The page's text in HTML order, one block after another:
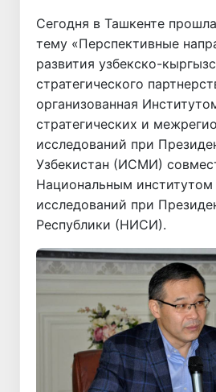
Сегодня в Ташкенте
тему «Перспективные
развития узбекско-
стратегического
организованная
стратегических и
исследований при
Узбекистан (ИСМИ)
Национальным институтом
исследований при
Республики (НИСИ).